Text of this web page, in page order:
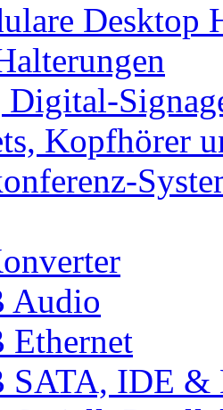
Desktop
Kopfhörer
Audio
Ethernet
SATA, IDE &